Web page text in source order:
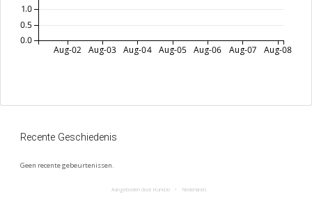
Aug-02 Aug-03 Aug-04 Aug-05 Aug-06 Aug-07 Aug-08
0.0
0.5
1.0
Recente Geschiedenis
Geen recente gebeurtenissen.
Aangeboden door Hund.io Nederlands